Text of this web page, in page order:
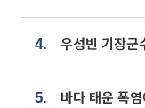
4.
5. 바다 태운 폭